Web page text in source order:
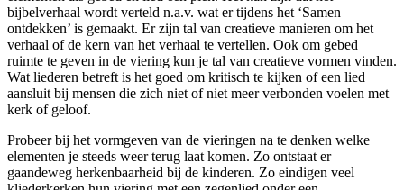
bijbelverhaal wordt verteld n.a.v. wat er tijdens het ‘Samen
ontdekken’ is gemaakt. Er zijn tal van creatieve manieren om het
verhaal of de kern van het verhaal te vertellen. Ook om gebed
ruimte te geven in de viering kun je tal van creatieve vormen vinden.
Wat liederen betreft is het goed om kritisch te kijken of een lied
aansluit bij mensen die zich niet of niet meer verbonden voelen met
kerk of geloof.
Probeer bij het vormgeven van de vieringen na te denken welke
elementen je steeds weer terug laat komen. Zo ontstaat er
gaandeweg herkenbaarheid bij de kinderen. Zo eindigen veel